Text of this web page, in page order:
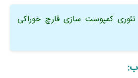
کمپوست سازی قارچ خوراکی